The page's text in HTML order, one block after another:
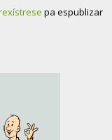
pa espublizar